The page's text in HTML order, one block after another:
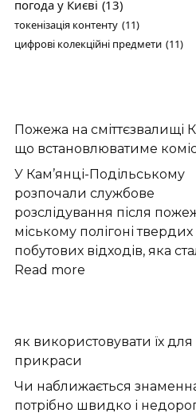
погода у Києві (13)
токенізація контенту (11)
цифрові колекційні предмети (11)
Пожежа на сміттєзвалищі
що встановлюватиме
У Кам’янці-Подільському
розпочали службове
розслідування після
міському полігоні твердих
побутових відходів, яка
Read more
Кам’янця:
комісія
як використовувати їх для
прикраси
Чи наближається знаменна
потрібно швидко і